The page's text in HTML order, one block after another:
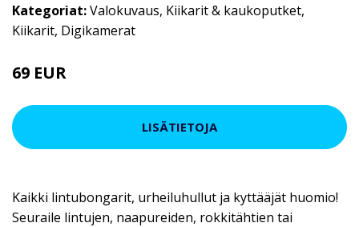
Kategoriat:Valokuvaus, Kiikarit & kaukoputket,
Kiikarit, Digikamerat
69 EUR
LISÄTIETOJA
Kaikki lintubongarit, urheiluhullut ja kyttääjät huomio!
Seuraile lintujen, naapureiden, rokkitähtien tai